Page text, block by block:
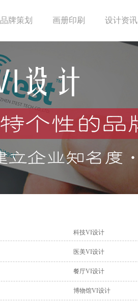
科技VI设计
医美VI设计
餐厅VI设计
博物馆VI设计
品牌策划 画册印刷 设计资讯